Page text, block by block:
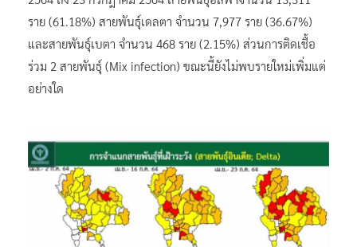
ราย (61.18%) สายพันธุ์เดลตา จำนวน 7,977 ราย (36.67%)
และสายพันธุ์เบตา จำนวน 468 ราย (2.15%) ส่วนการติดเชื้อ
ร่วม 2 สายพันธุ์ (Mix infection) ขณะนี้ยังไม่พบรายใหม่เพิ่มแต่
อย่างใด